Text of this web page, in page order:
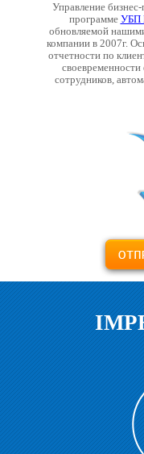
Управление
программе УБП
обновляемой
компании в 2007г.
отчетности по
своевременности
сотрудников,